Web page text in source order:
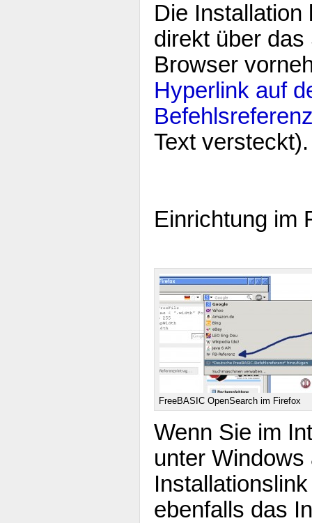
Die Installation
direkt über
Browser
Hyperlink auf
Text versteckt).
Einrichtung im
FreeBASIC OpenSearch im Firefox
Wenn Sie im
unter Windows
ebenfalls das